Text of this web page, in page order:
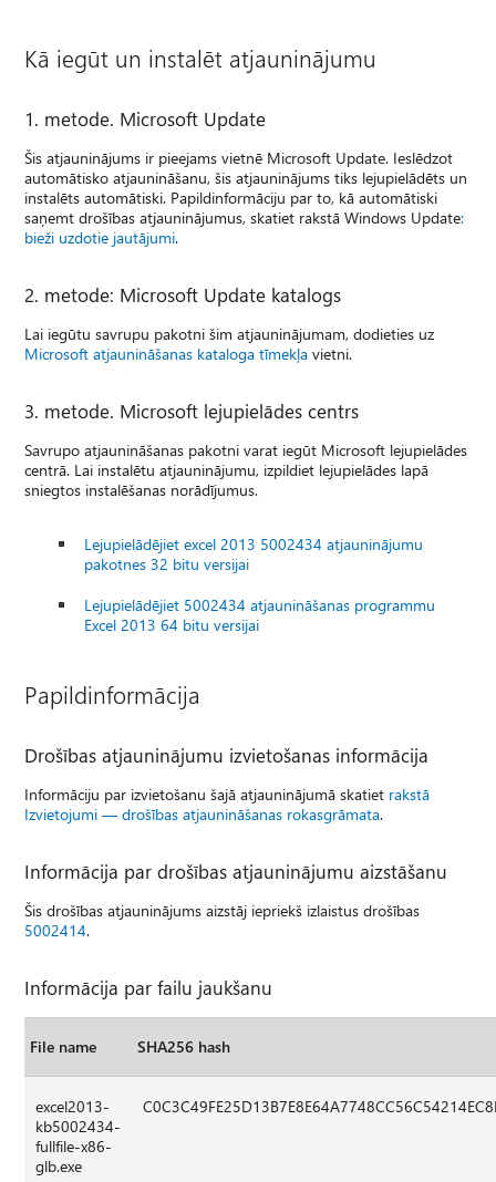
Kā iegūt un instalēt atjauninājumu
1. metode. Microsoft Update
Šis atjauninājums ir pieejams vietnē Microsoft Update. Ieslēdzot
automātisko atjaunināšanu, šis atjauninājums tiks lejupielādēts un
instalēts automātiski. Papildinformāciju par to, kā automātiski
saņemt drošības atjauninājumus, skatiet rakstā Windows Update:
bieži uzdotie jautājumi.
2. metode: Microsoft Update katalogs
Lai iegūtu savrupu pakotni šim atjauninājumam, dodieties uz
Microsoft atjaunināšanas kataloga tīmekļa vietni.
3. metode. Microsoft lejupielādes centrs
Savrupo atjaunināšanas pakotni varat iegūt Microsoft lejupielādes
centrā. Lai instalētu atjauninājumu, izpildiet lejupielādes lapā
sniegtos instalēšanas norādījumus.
Lejupielādējiet excel 2013 5002434 atjauninājumu
pakotnes 32 bitu versijai
Lejupielādējiet 5002434 atjaunināšanas programmu
Excel 2013 64 bitu versijai
Papildinformācija
Drošības atjauninājumu izvietošanas informācija
Informāciju par izvietošanu šajā atjauninājumā skatiet rakstā
Izvietojumi — drošības atjaunināšanas rokasgrāmata.
Informācija par drošības atjauninājumu aizstāšanu
Šis drošības atjauninājums aizstāj iepriekš izlaistus drošības
5002414.
Informācija par failu jaukšanu
File name SHA256 hash
excel2013-
kb5002434-
fullfile-x86-
glb.exe